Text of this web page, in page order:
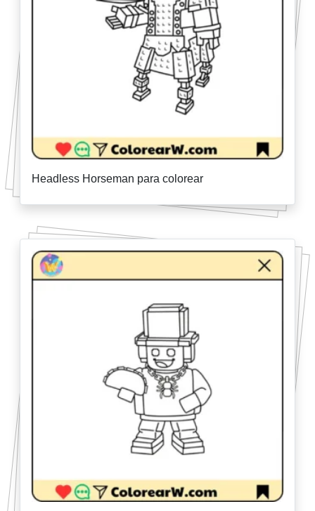
Headless Horseman para colorear